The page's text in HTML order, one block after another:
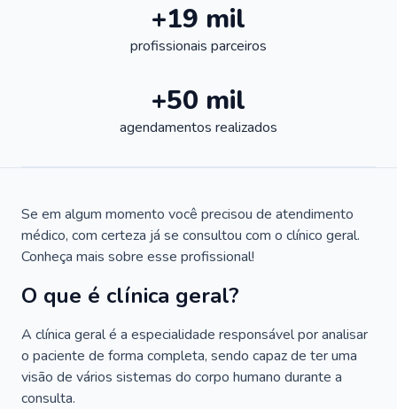
+19 mil
profissionais parceiros
+50 mil
agendamentos realizados
Se em algum momento você precisou de atendimento
médico, com certeza já se consultou com o clínico geral.
Conheça mais sobre esse profissional!
O que é clínica geral?
A clínica geral é a especialidade responsável por analisar
o paciente de forma completa, sendo capaz de ter uma
visão de vários sistemas do corpo humano durante a
consulta.